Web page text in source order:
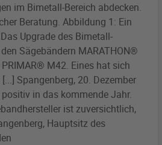
im Bimetall-Bereich abdecken.
Beratung. Abbildung 1: Ein
Upgrade des Bimetall-
Sägebändern MARATHON®
M42. Eines hat sich
Spangenberg, 20. Dezember
in das kommende Jahr.
ist zuversichtlich,
Hauptsitz des